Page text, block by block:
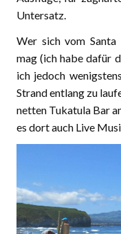
Untersatz.
Wer sich vom
mag (ich habe dafür
ich jedoch
Strand entlang zu
netten Tukatula Bar
es dort auch Live